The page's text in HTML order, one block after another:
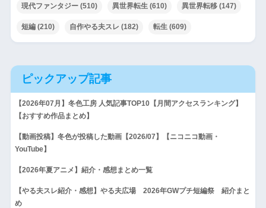
現代ファンタジー(510) 異世界転生(610) 異世界転移(147)
短編(210) 自作やる夫スレ (182) 転生(609)
ピックアップ記事
【2026年07月】冬色工房 人気記事TOP10【月間アクセスランキング】
【おすすめ作品まとめ】
【動画投稿】冬色が投稿した動画【2026/07】【ニコニコ動画・
YouTube】
【2026年夏アニメ】紹介・感想まとめ一覧
【やる夫スレ紹介・感想】やる夫広場 2026年GWプチ短編祭 紹介まと
め